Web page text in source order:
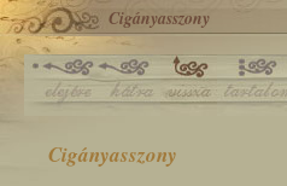
Cigányasszony
Cigányasszony